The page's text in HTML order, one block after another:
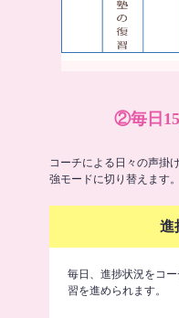
②毎日
コーチによる日々の声掛
強モードに切り替えます。
進
毎日、進捗状況をコ
習を進められます。